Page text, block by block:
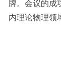
牌。会议的成
内理论物理领